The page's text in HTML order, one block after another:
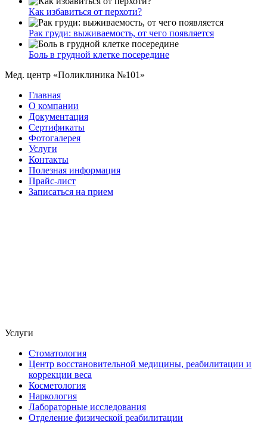
Как избавиться от перхоти?
Рак груди: выживаемость, от чего появляется
Боль в грудной клетке посередине
Мед. центр «Поликлиника №101»
Главная
О компании
Документация
Сертификаты
Фотогалерея
Услуги
Контакты
Полезная информация
Прайс-лист
Записаться на прием
Услуги
Стоматология
Центр восстановительной медицины, реабилитации и
коррекции веса
Косметология
Наркология
Лабораторные исследования
Отделение физической реабилитации